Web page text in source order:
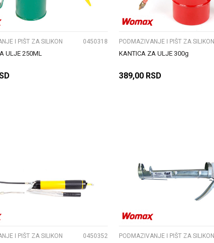
I PIŠT ZA SILIKON 0450318
ULJE 250ML
PODMAZIVANJE I PIŠT ZA SILIKON
KANTICA ZA ULJE 300g
389,00 RSD
UPOREDI
I PIŠT ZA SILIKON 0450352 PODMAZIVANJE I PIŠT ZA SILIKON